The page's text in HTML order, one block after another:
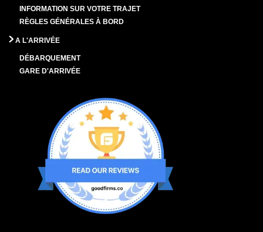
INFORMATION SUR VOTRE TRAJET
RÈGLES GÉNÉRALES À BORD
A L'ARRIVÉE
DÉBARQUEMENT
GARE D'ARRIVÉE